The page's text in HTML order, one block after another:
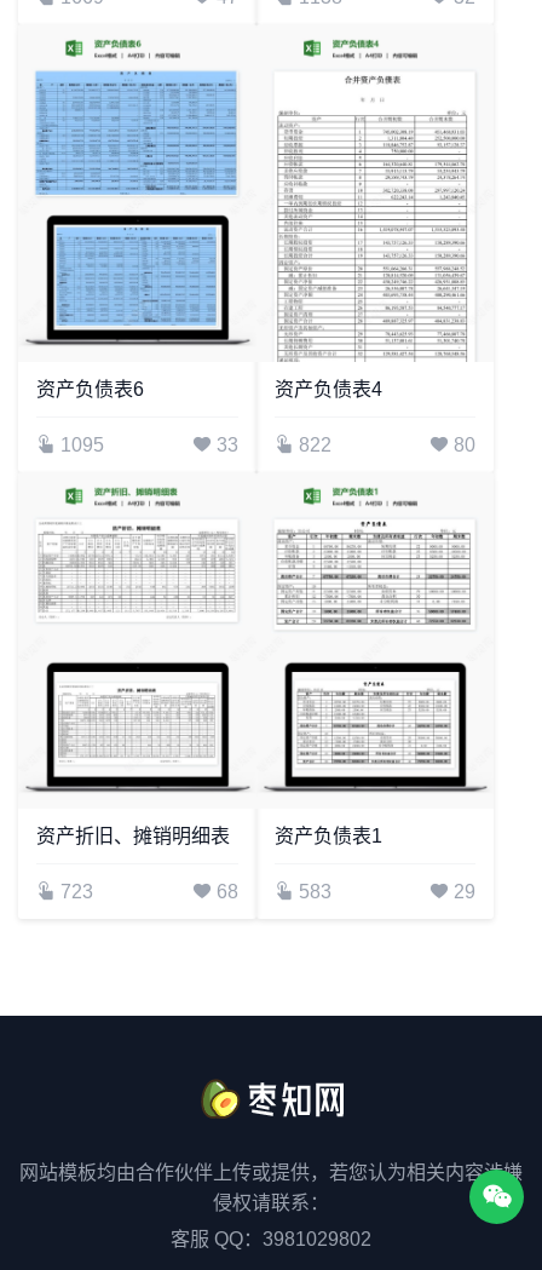
资产负债表6
1095 33
资产负债表4
822 80
资产折旧、摊销明细表
723 68
资产负债表1
583 29
网站模板均由合作伙伴上传或提供，若您认为相关内容涉嫌
侵权请联系：
客服 QQ：3981029802